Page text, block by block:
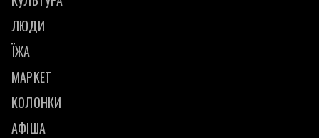
ЛЮДИ
ЇЖА
МАРКЕТ
КОЛОНКИ
АФІША